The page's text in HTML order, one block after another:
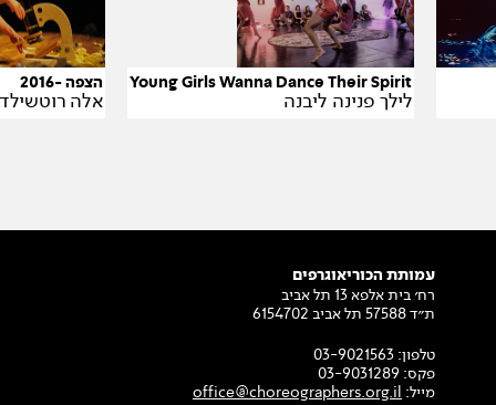
Young Girls Wanna Dance Their Spirit
לילך פנינה ליבנה
הצפה -2016
אלה רוטשילד
עמותת הכוריאוגרפים
רח׳ בית אלפא 13 תל אביב
ת״ד 57588 תל אביב 6154702
טלפון: 03-9021563
פקס: 03-9031289
מייל: office@choreographers.org.il